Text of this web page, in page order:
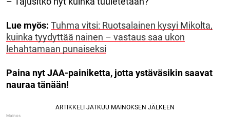
Lue myös: Tuhma vitsi: Ruotsalainen kysyi Mikolta,
kuinka tyydyttää nainen – vastaus saa ukon
lehahtamaan punaiseksi
Paina nyt JAA-painiketta, jotta ystäväsikin saavat
nauraa tänään!